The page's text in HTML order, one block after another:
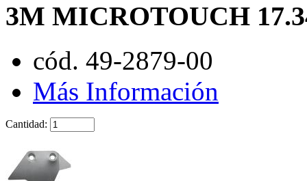
3M MICROTOUCH
cód. 49-2879-00
Más Información
Cantidad: